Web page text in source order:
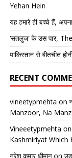
Yehan Hein
यह हमारे ही बच्चे हैं,
‘सतलुज’ के उस पार,
पाकिस्तान से बीतचीत
RECENT
vineetypmehta on
Manzoor, Na
Vineeetypmehta on
Kashmiriyat Which
नरेश कुमार धीमान on